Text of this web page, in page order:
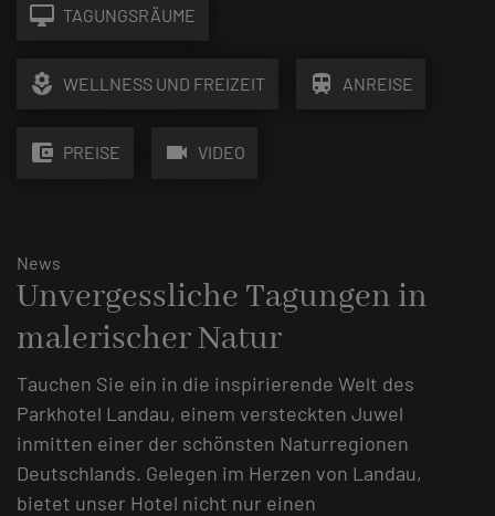
desktop_mac TAGUNGSRÄUME
local_florist WELLNESS UND FREIZEIT train ANREISE
account_balance_wallet PREISE videocam VIDEO
News
Unvergessliche Tagungen in
malerischer Natur
Tauchen Sie ein in die inspirierende Welt des
Parkhotel Landau, einem versteckten Juwel
inmitten einer der schönsten Naturregionen
Deutschlands. Gelegen im Herzen von Landau,
bietet unser Hotel nicht nur einen